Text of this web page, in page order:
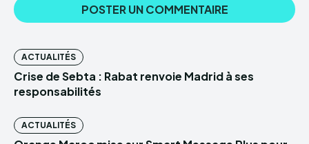
ACTUALITÉS
Crise de Sebta : Rabat renvoie Madrid à ses
responsabilités
ACTUALITÉS